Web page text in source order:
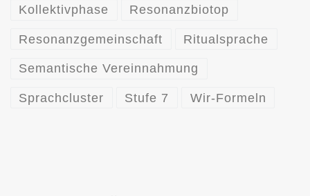
Kollektivphase Resonanzbiotop
Resonanzgemeinschaft Ritualsprache
Semantische Vereinnahmung
Sprachcluster Stufe 7 Wir-Formeln